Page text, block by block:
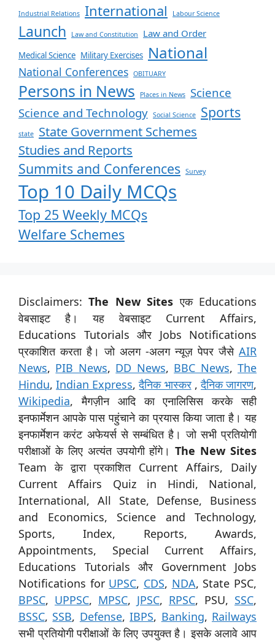
Industrial Relations International Labour Science
Launch Law and Constitution Law and Order
Medical Science Military Exercises National
National Conferences OBITUARY
Persons in News Places in News
Science
Science and Technology Social Science Sports
state
State Government Schemes
Studies and Reports
Summits and Conferences Survey
Top 10 Daily MCQs
Top 25 Weekly MCQs
Welfare Schemes
Disclaimers:The New Sites एक Educations
वेबसाइट है। यह वेबसाइट Current Affairs,
Educations Tutorials और Jobs Notifications
प्रकाशित करता है। जो अलग -अलग न्यूज़ पेपर जैसे AIR
News, PIB News, DD News, BBC News,The
Hindu,Indian Express,दैनिक भास्कर,दैनिक जागरण,
Wikipedia, मैगज़ीन आदि का एनालिसिस करके सही
इनफार्मेशन आपके पास पहुंचाने का प्रयास किया जाता है। यह
इनफार्मेशन करंट अफेयर्स से सम्बंधित है। जो सभी प्रतियोगी
परीक्षाओं के लिए अत्यंत उपयोगी होंगे।The New Sites
Team के द्वारा प्रकाशित Current Affairs, Daily
Current Affairs Quiz in Hindi, National,
International, All State, Defense, Business
and Economics, Science and Technology,
Sports, Index, Reports, Awards,
Appointments, Special Current Affairs,
Educations Tutorials और Government Jobs
Notifications for UPSC, CDS, NDA, State PSC,
BPSC, UPPSC, MPSC, JPSC, RPSC, PSU, SSC,
BSSC, SSB, Defense,IBPS, Banking, Railways
सभी प्रतियोगी परीक्षाओं के लिए उपयुक्त है। इसके अलावे आप